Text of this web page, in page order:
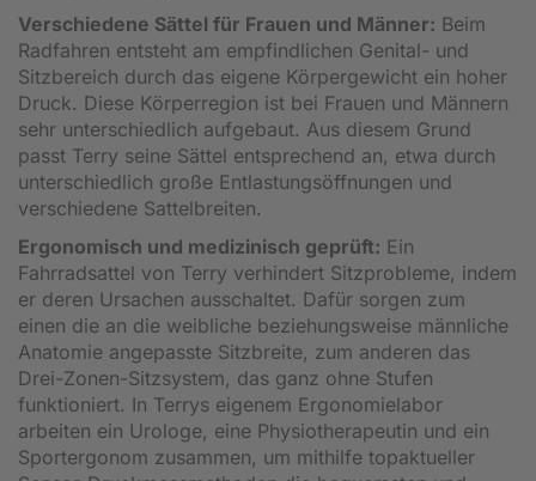
Verschiedene Sättel für Frauen und Männer: Beim
Radfahren entsteht am empfindlichen Genital- und
Sitzbereich durch das eigene Körpergewicht ein hoher
Druck. Diese Körperregion ist bei Frauen und Männern
sehr unterschiedlich aufgebaut. Aus diesem Grund
passt Terry seine Sättel entsprechend an, etwa durch
unterschiedlich große Entlastungsöffnungen und
verschiedene Sattelbreiten.
Ergonomisch und medizinisch geprüft: Ein
Fahrradsattel von Terry verhindert Sitzprobleme, indem
er deren Ursachen ausschaltet. Dafür sorgen zum
einen die an die weibliche beziehungsweise männliche
Anatomie angepasste Sitzbreite, zum anderen das
Drei-Zonen-Sitzsystem, das ganz ohne Stufen
funktioniert. In Terrys eigenem Ergonomielabor
arbeiten ein Urologe, eine Physiotherapeutin und ein
Sportergonom zusammen, um mithilfe topaktueller